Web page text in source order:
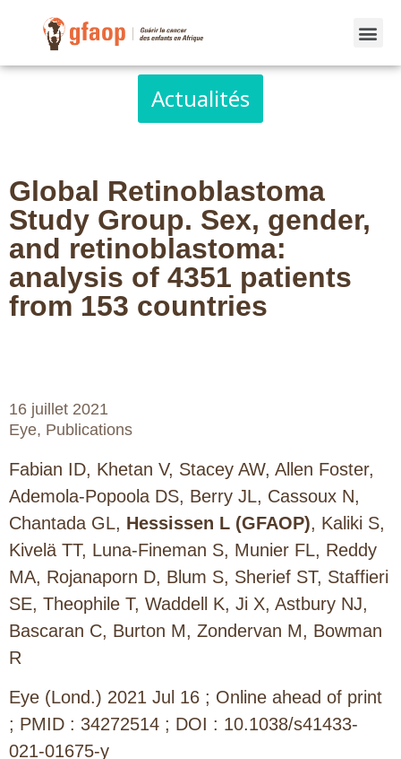
Actualités
Global Retinoblastoma
Study Group. Sex, gender,
and retinoblastoma:
analysis of 4351 patients
from 153 countries
16 juillet 2021
Eye, Publications
Fabian ID, Khetan V, Stacey AW, Allen Foster,
Ademola-Popoola DS, Berry JL, Cassoux N,
Chantada GL, Hessissen L (GFAOP), Kaliki S,
Kivelä TT, Luna-Fineman S, Munier FL, Reddy
MA, Rojanaporn D, Blum S, Sherief ST, Staffieri
SE, Theophile T, Waddell K, Ji X, Astbury NJ,
Bascaran C, Burton M, Zondervan M, Bowman
R
Eye (Lond.) 2021 Jul 16 ; Online ahead of print
; PMID : 34272514 ; DOI : 10.1038/s41433-
021-01675-y